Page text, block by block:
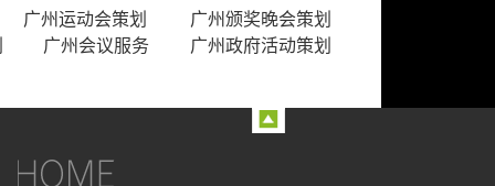
广州运动会策划
广州颁奖晚会策划
广州会议服务
广州政府活动策划